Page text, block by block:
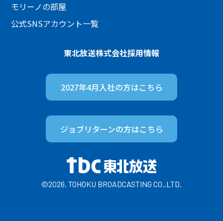
モリーノの部屋
公式SNSアカウント一覧
東北放送株式会社採用情報
2027年4月入社の方はこちら
ジョブリターンの方はこちら
©2026. TOHOKU BROADCASTING CO.,LTD.